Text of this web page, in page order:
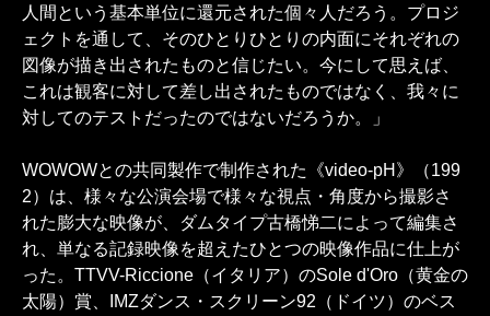
人間という基本単位に還元された個々人だろう。プロジ
ェクトを通して、そのひとりひとりの内面にそれぞれの
図像が描き出されたものと信じたい。今にして思えば、
これは観客に対して差し出されたものではなく、我々に
対してのテストだったのではないだろうか。」
WOWOWとの共同製作で制作された《video-pH》（199
2）は、様々な公演会場で様々な視点・角度から撮影さ
れた膨大な映像が、ダムタイプ古橋悌二によって編集さ
れ、単なる記録映像を超えたひとつの映像作品に仕上が
った。TTVV-Riccione（イタリア）のSole d'Oro（黄金の
太陽）賞、IMZダンス・スクリーン92（ドイツ）のベス